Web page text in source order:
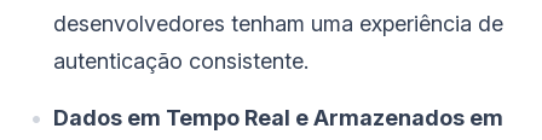
desenvolvedores tenham uma experiência de
autenticação consistente.
Dados em Tempo Real e Armazenados em